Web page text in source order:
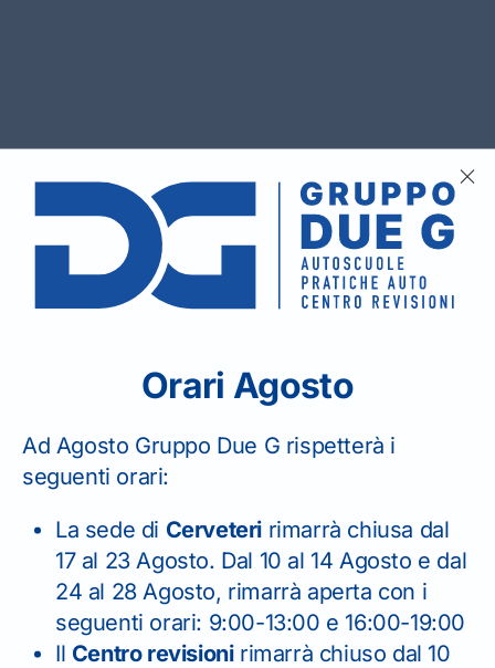
Corsi CQC
Persone
Diventa autista di professione
CQC
Orari Agosto
Ad Agosto Gruppo Due G rispetterà i
seguenti orari:
La sede di Cerveteri rimarrà chiusa dal
17 al 23 Agosto. Dal 10 al 14 Agosto e dal
24 al 28 Agosto, rimarrà aperta con i
seguenti orari: 9:00-13:00 e 16:00-19:00
Il Centro revisionirimarrà chiuso dal 10